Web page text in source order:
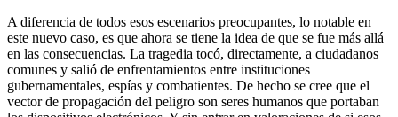
A diferencia de todos esos escenarios preocupantes, lo notable en
este nuevo caso, es que ahora se tiene la idea de que se fue más allá
en las consecuencias. La tragedia tocó, directamente, a ciudadanos
comunes y salió de enfrentamientos entre instituciones
gubernamentales, espías y combatientes. De hecho se cree que el
vector de propagación del peligro son seres humanos que portaban